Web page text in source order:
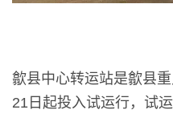
歙县中心转运站是歙县
21日起投入试运行，试